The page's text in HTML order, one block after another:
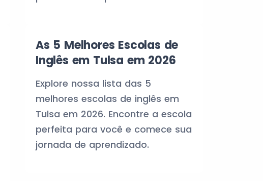
As 5 Melhores Escolas de
Inglês em Tulsa em 2026
Explore nossa lista das 5
melhores escolas de inglês em
Tulsa em 2026. Encontre a escola
perfeita para você e comece sua
jornada de aprendizado.